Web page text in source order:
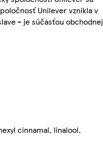
Unilever vznikla v
- je súčasťou obchodnej
cinnamal, linalool,